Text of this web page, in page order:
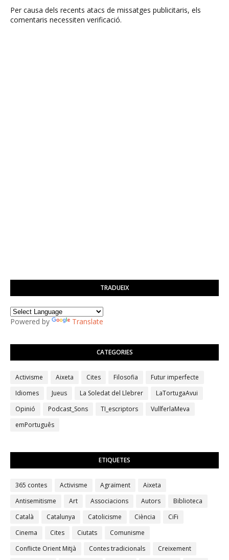
Per causa dels recents atacs de missatges publicitaris, els
comentaris necessiten verificació.
TRADUEIX
Powered by Translate
CATEGORIES
Activisme Aixeta Cites Filosofia
Futur imperfecte
Idiomes
Jueus La Soledat del Llebrer
LaTortugaAvui
Opinió
Podcast_Sons TI_escriptors
VullferlaMeva
emPortuguês
ETIQUETES
365 contes Activisme Agraïment
Aixeta
Antisemitisme
Art Associacions Autors
Biblioteca
Català
Catalunya Catolicisme Ciència
CiFi
Cinema
Cites Ciutats
Comunisme
Conflicte Orient Mitjà
Contes tradicionals
Creixement